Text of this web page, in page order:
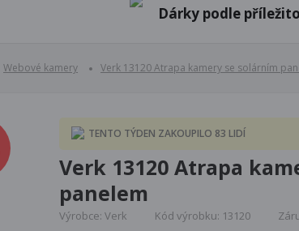
Dárky podle
Webové kamery Verk 13120 Atrapa kamery se solárním
TENTO TÝDEN ZAKOUPILO 83 LIDÍ
Verk 13120 Atrapa
panelem
Výrobce: Verk Kód výrobku: 13120